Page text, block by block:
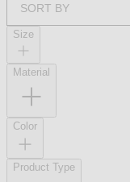
SORT BY
Size
Material
Color
Product Type